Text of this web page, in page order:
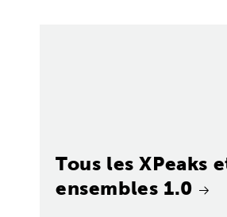
Tous les XPeaks
ensembles 1.0